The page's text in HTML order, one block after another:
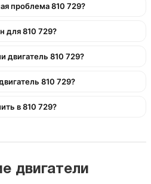
проблема 810 729?
для 810 729?
двигатель 810 729?
810 729?
в 810 729?
двигатели